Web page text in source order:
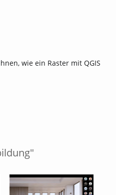
wie ein Raster mit QGIS